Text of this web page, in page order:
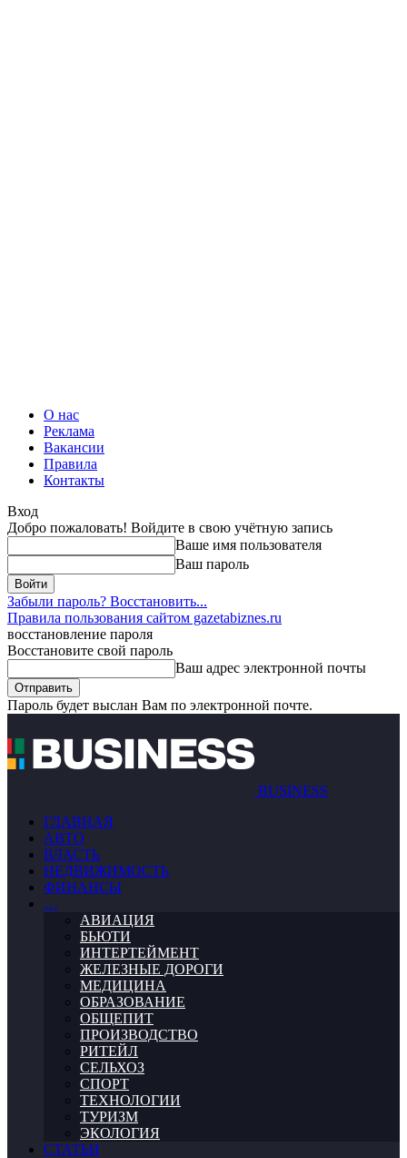
О нас
Реклама
Вакансии
Правила
Контакты
Вход
Добро пожаловать! Войдите в свою учётную запись
Ваше имя пользователя
Ваш пароль
Забыли пароль? Восстановить...
Правила пользования сайтом gazetabiznes.ru
восстановление пароля
Восстановите свой пароль
Ваш адрес электронной почты
Пароль будет выслан Вам по электронной почте.
BUSINESS
ГЛАВНАЯ
АВТО
ВЛАСТЬ
НЕДВИЖИМОСТЬ
ФИНАНСЫ
…
АВИАЦИЯ
БЬЮТИ
ИНТЕРТЕЙМЕНТ
ЖЕЛЕЗНЫЕ ДОРОГИ
МЕДИЦИНА
ОБРАЗОВАНИЕ
ОБЩЕПИТ
ПРОИЗВОДСТВО
РИТЕЙЛ
СЕЛЬХОЗ
СПОРТ
ТЕХНОЛОГИИ
ТУРИЗМ
ЭКОЛОГИЯ
СТАТЬИ